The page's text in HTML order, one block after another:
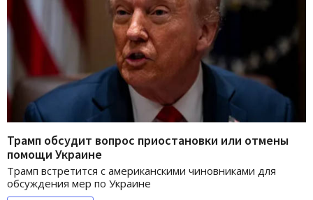
Трамп обсудит вопрос приостановки или отмены
помощи Украине
Трамп встретится с американскими чиновниками для
обсуждения мер по Украине